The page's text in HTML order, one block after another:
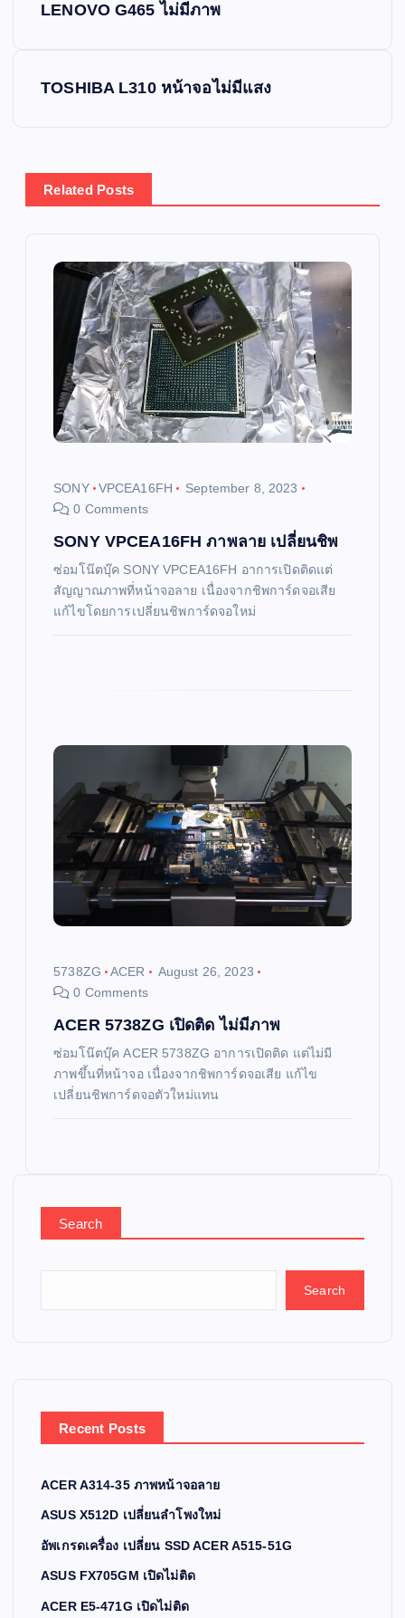
n
a
LENOVO G465 ไม่มีภาพ
TOSHIBA L310 หน้าจอไม่มีแสง
Related Posts
SONY VPCEA16FH
September 8, 2023
0 Comments
SONY VPCEA16FH ภาพลาย เปลี่ยนชิพ
ซ่อมโน๊ตบุ๊ค SONY VPCEA16FH อาการเปิดติดแต่
สัญญาณภาพที่หน้าจอลาย เนื่องจากชิพการ์ดจอเสีย
แก้ไขโดยการเปลี่ยนชิพการ์ดจอใหม่
5738ZG ACER
August 26, 2023
0 Comments
ACER 5738ZG เปิดติด ไม่มีภาพ
ซ่อมโน๊ตบุ๊ค ACER 5738ZG อาการเปิดติด แต่ไม่มี
ภาพขึ้นที่หน้าจอ เนื่องจากชิพการ์ดจอเสีย แก้ไข
เปลี่ยนชิพการ์ดจอตัวใหม่แทน
Search
Search
Recent Posts
ACER A314-35 ภาพหน้าจอลาย
ASUS X512D เปลี่ยนลำโพงใหม่
อัพเกรดเครื่อง เปลี่ยน SSD ACER A515-51G
ASUS FX705GM เปิดไม่ติด
ACER E5-471G เปิดไม่ติด